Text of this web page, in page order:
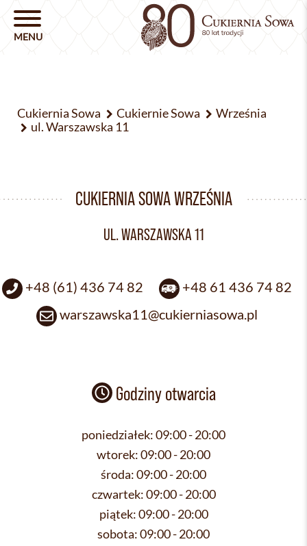
Cukiernia Sowa Cukiernie Sowa
Września
ul. Warszawska 11
CUKIERNIA SOWA WRZEŚNIA
UL. WARSZAWSKA 11
+48 (61) 436 74 82
+48 61 436 74 82
warszawska11@cukierniasowa.pl
Godziny otwarcia
poniedziałek:09:00 - 20:00
wtorek:09:00 - 20:00
środa:09:00 - 20:00
czwartek:09:00 - 20:00
piątek:09:00 - 20:00
sobota:09:00 - 20:00